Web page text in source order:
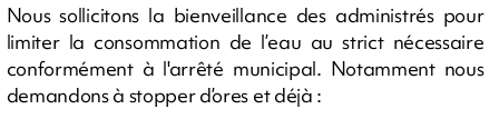
Nous sollicitons la bienveillance des administrés pour
limiter la consommation de l’eau au strict nécessaire
conformément à l'arrêté municipal. Notamment nous
demandons à stopper d’ores et déjà :